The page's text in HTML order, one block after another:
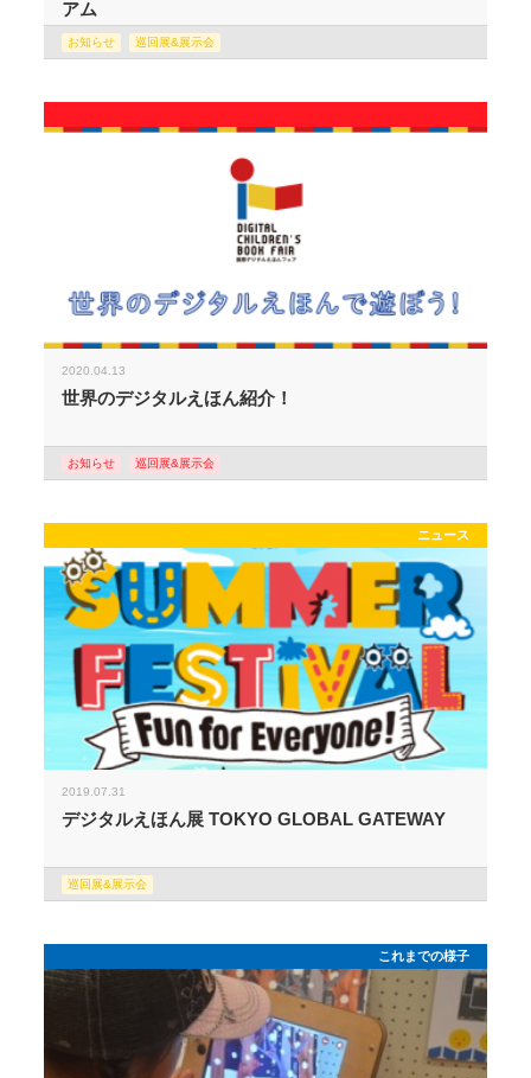
アム
お知らせ 巡回展&展示会
2020.04.13
世界のデジタルえほん紹介！
お知らせ 巡回展&展示会
ニュース
2019.07.31
デジタルえほん展 TOKYO GLOBAL GATEWAY
巡回展&展示会
これまでの様子